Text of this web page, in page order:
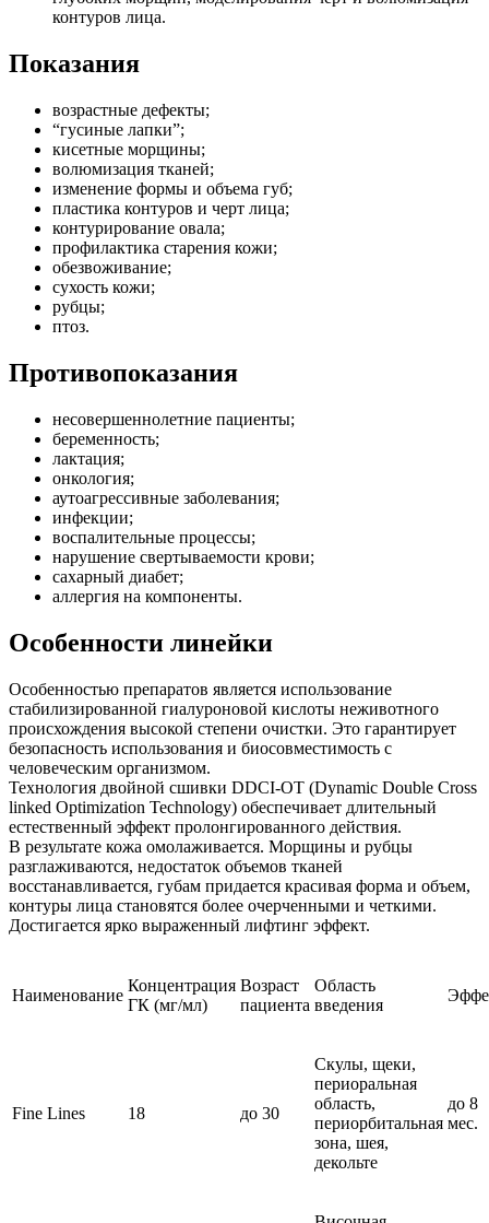
контуров лица.
Показания
возрастные дефекты;
“гусиные лапки”;
кисетные морщины;
волюмизация тканей;
изменение формы и объема губ;
пластика контуров и черт лица;
контурирование овала;
профилактика старения кожи;
обезвоживание;
сухость кожи;
рубцы;
птоз.
Противопоказания
несовершеннолетние пациенты;
беременность;
лактация;
онкология;
аутоагрессивные заболевания;
инфекции;
воспалительные процессы;
нарушение свертываемости крови;
сахарный диабет;
аллергия на компоненты.
Особенности линейки
Особенностью препаратов является использование
стабилизированной гиалуроновой кислоты неживотного
происхождения высокой степени очистки. Это гарантирует
безопасность использования и биосовместимость с
человеческим организмом.
Технология двойной сшивки DDCI-OT (Dynamic Double Cross
linked Optimization Technology) обеспечивает длительный
естественный эффект пролонгированного действия.
В результате кожа омолаживается. Морщины и рубцы
разглаживаются, недостаток объемов тканей
восстанавливается, губам придается красивая форма и объем,
контуры лица становятся более очерченными и четкими.
Достигается ярко выраженный лифтинг эффект.
Наименование
Концентрация
ГК (мг/мл)
Возраст
пациента
Область
введения
Fine Lines 18 до 30
Скулы, щеки,
периоральная
область,
периорбитальная
зона, шея,
декольте
до 8
мес.